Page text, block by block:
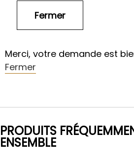
Merci, votre demande est
Fermer
PRODUITS
ENSEMBLE